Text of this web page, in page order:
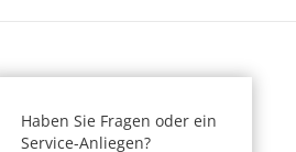
Haben Sie Fragen oder ein
Service-Anliegen?